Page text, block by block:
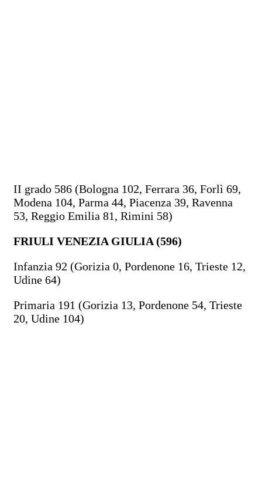
II grado 586 (Bologna 102, Ferrara 36, Forlì 69,
Modena 104, Parma 44, Piacenza 39, Ravenna
53, Reggio Emilia 81, Rimini 58)
FRIULI VENEZIA GIULIA (596)
Infanzia 92 (Gorizia 0, Pordenone 16, Trieste 12,
Udine 64)
Primaria 191 (Gorizia 13, Pordenone 54, Trieste
20, Udine 104)